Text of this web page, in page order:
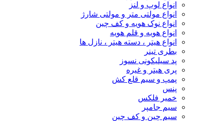
انواع لوپ و لنز
انواع مولتی متر و مولتی شارژ
انواع نوک هویه و کف چین
انواع هویه و قلم هویه
انواع هیتر ، دسته هیتر ، نازل ها
بطری تینر
پد سیلیکونی نسوز
پری هیتر و غیره
پمپ و سیم قلع کش
پنس
خمیر فلکس
سیم جامپر
سیم چین و کف چین